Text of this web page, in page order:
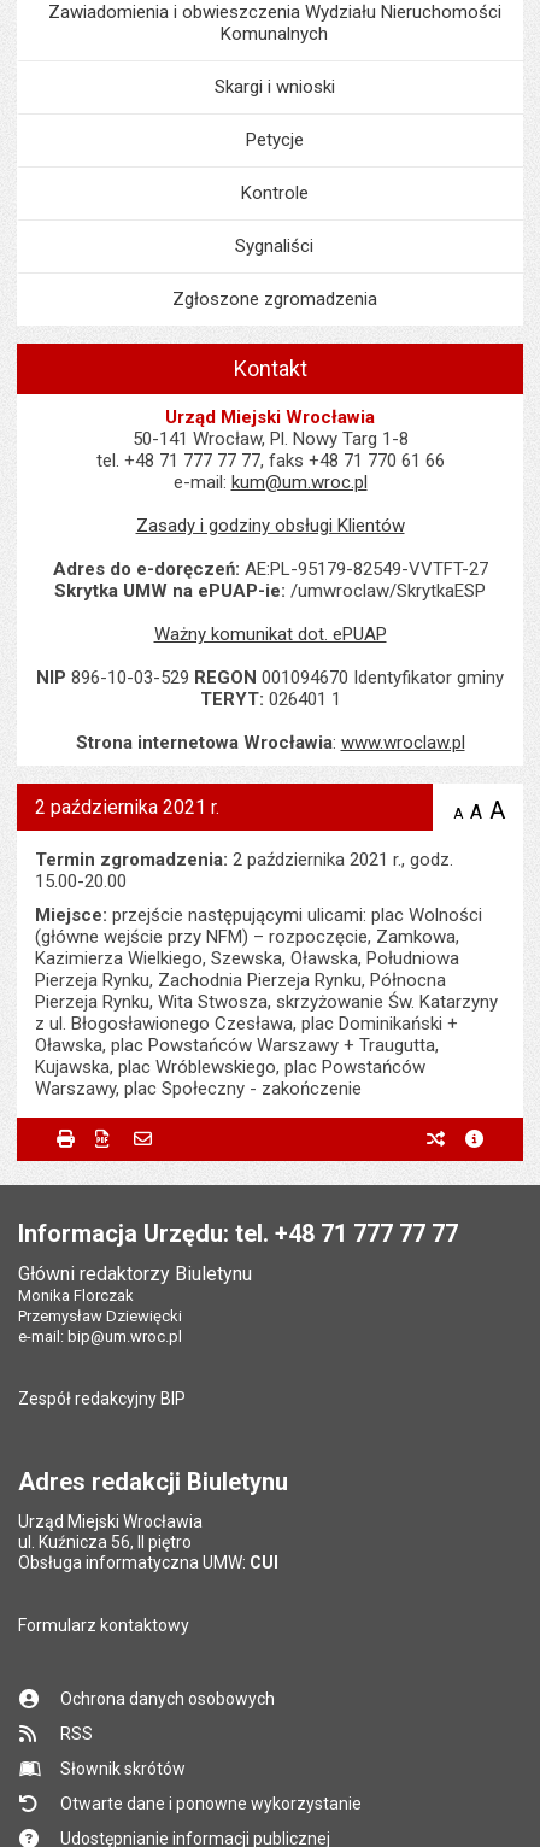
Zawiadomienia i obwieszczenia Wydziału Nieruchomości
Komunalnych
Skargi i wnioski
Petycje
Kontrole
Sygnaliści
Zgłoszone zgromadzenia
Kontakt
Urząd Miejski Wrocławia
50-141 Wrocław, Pl. Nowy Targ 1-8
tel. +48 71 777 77 77, faks +48 71 770 61 66
e-mail: kum@um.wroc.pl
Zasady i godziny obsługi Klientów
Adres do e-doręczeń: AE:PL-95179-82549-VVTFT-27
Skrytka UMW na ePUAP-ie: /umwroclaw/SkrytkaESP
Ważny komunikat dot. ePUAP
NIP 896-10-03-529 REGON 001094670 Identyfikator gminy
TERYT: 026401 1
Strona internetowa Wrocławia: www.wroclaw.pl
2 października 2021 r. A zmniejsz
A A
Termin zgromadzenia: 2 października 2021 r., godz.
15.00-20.00
Miejsce: przejście następującymi ulicami: plac Wolności
(główne wejście przy NFM) – rozpoczęcie, Zamkowa,
Kazimierza Wielkiego, Szewska, Oławska, Południowa
Pierzeja Rynku, Zachodnia Pierzeja Rynku, Północna
Pierzeja Rynku, Wita Stwosza, skrzyżowanie Św. Katarzyny
z ul. Błogosławionego Czesława, plac Dominikański +
Oławska, plac Powstańców Warszawy + Traugutta,
Kujawska, plac Wróblewskiego, plac Powstańców
Warszawy, plac Społeczny - zakończenie
Metryczka
Odpowiedzialny za treść:
Wojciech Adamski
Ostatnio zaktualizował:
Data ostatniej aktualizacji:
Powiadom znajomego
Powiadom znajomego
Twoje imię i nazwisko
Twój adres e-mail Pole wymagane
Tytuł e-mailaPole wymagane
*
Adres e-mail znajomego
Pytanie antyspamowe
*
Pole wymagane
Drukuj Zapisz do PDF poprzednie
Informacja Urzędu: tel. +48 71 777 77 77
Główni redaktorzy Biuletynu
Monika Florczak
Przemysław Dziewięcki
e-mail: bip@um.wroc.pl
Zespół redakcyjny BIP
Adres redakcji Biuletynu
Urząd Miejski Wrocławia
ul. Kuźnicza 56, II piętro
Obsługa informatyczna UMW: CUI
Formularz kontaktowy
Ochrona danych osobowych
RSS
Słownik skrótów
Otwarte dane i ponowne wykorzystanie
Udostępnianie informacji publicznej